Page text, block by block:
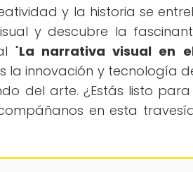
y la historia se
y descubre la
"La narrativa visual en
la innovación y tecnología
del arte. ¿Estás listo
en esta